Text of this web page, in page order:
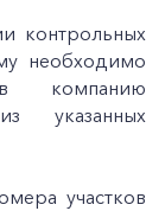
контрольных
необходимо
компанию
указанных
участков